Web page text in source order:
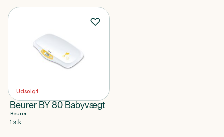
Udsolgt
Beurer BY 80 Babyvægt
Beurer
1 stk